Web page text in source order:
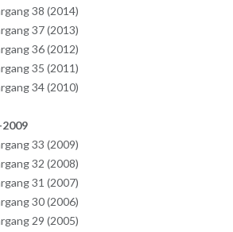
38 (2014)
37 (2013)
36 (2012)
35 (2011)
34 (2010)
33 (2009)
32 (2008)
31 (2007)
30 (2006)
29 (2005)